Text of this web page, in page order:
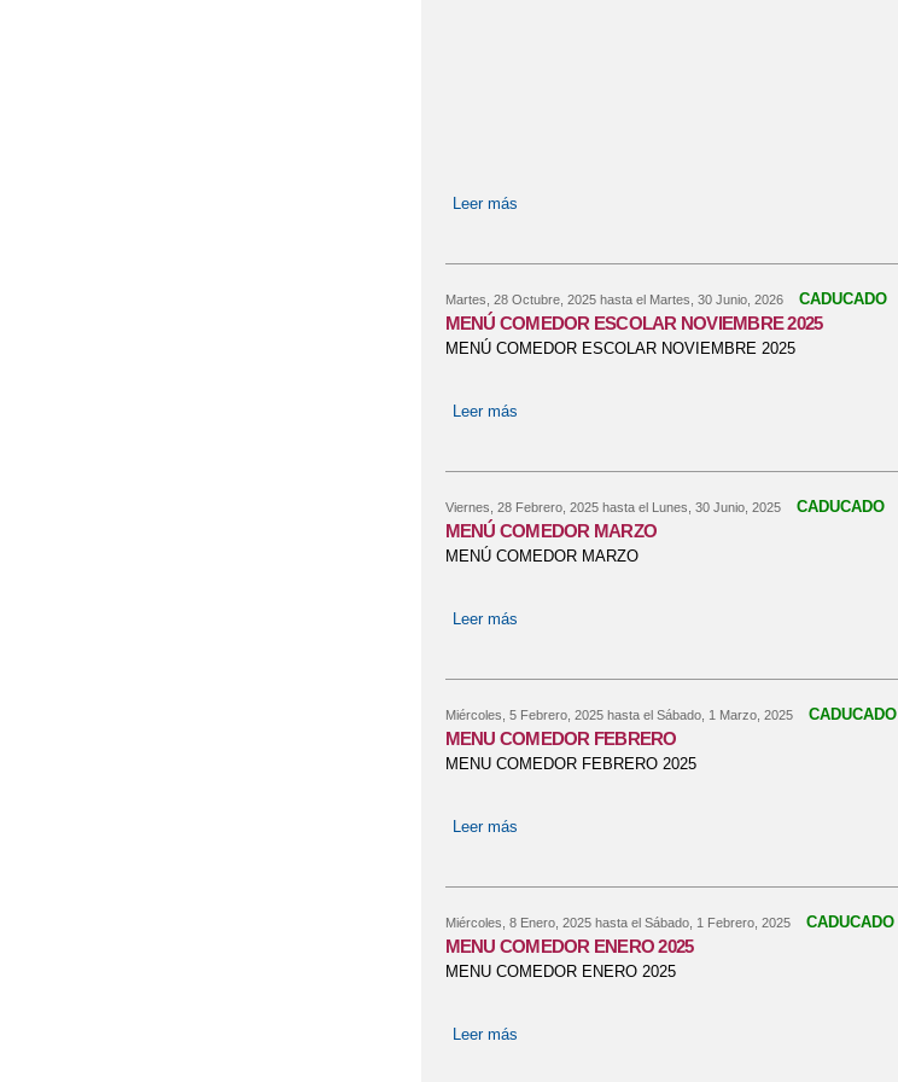
Leer más
Martes, 28 Octubre, 2025hasta el Martes, 30 Junio, 2026 CADUCADO
MENÚ COMEDOR ESCOLAR NOVIEMBRE 2025
MENÚ COMEDOR ESCOLAR NOVIEMBRE 2025
Leer más
Viernes, 28 Febrero, 2025hasta el Lunes, 30 Junio, 2025 CADUCADO
MENÚ COMEDOR MARZO
MENÚ COMEDOR MARZO
Leer más
Miércoles, 5 Febrero, 2025hasta el Sábado, 1 Marzo, 2025 CADUCADO
MENU COMEDOR FEBRERO
MENU COMEDOR FEBRERO 2025
Leer más
Miércoles, 8 Enero, 2025hasta el Sábado, 1 Febrero, 2025 CADUCADO
MENU COMEDOR ENERO 2025
MENU COMEDOR ENERO 2025
Leer más